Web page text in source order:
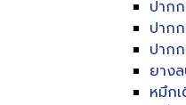
ปาก
ปาก
ปาก
ยาง
หมึก